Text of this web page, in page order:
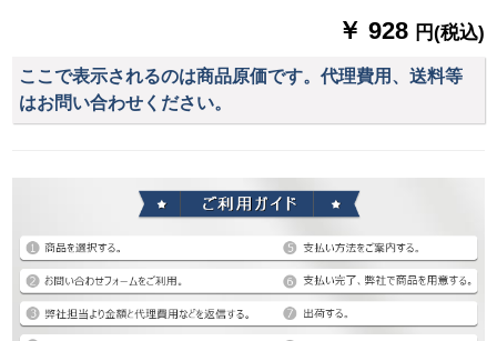
￥ 928 円(税込)
ここで表示されるのは商品原価です。代理費用、送料等
はお問い合わせください。